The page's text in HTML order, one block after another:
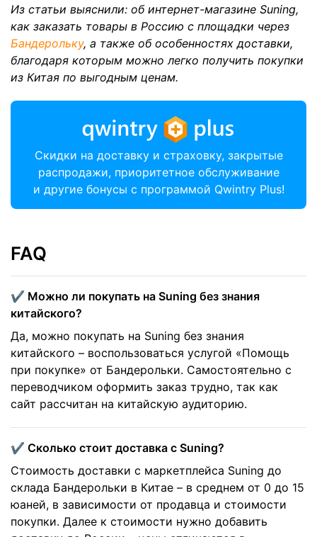
Из статьи выяснили: об интернет-магазине Suning,
как заказать товары в Россию с площадки через
Бандерольку, а также об особенностях доставки,
благодаря которым можно легко получить покупки
из Китая по выгодным ценам.
Скидки на доставку и страховку, закрытые
распродажи, приоритетное обслуживание
и другие бонусы с программой Qwintry Plus!
FAQ
✔️ Можно ли покупать на Suning без знания
китайского?
Да, можно покупать на Suning без знания
китайского – воспользоваться услугой «Помощь
при покупке» от Бандерольки. Самостоятельно с
переводчиком оформить заказ трудно, так как
сайт рассчитан на китайскую аудиторию.
✔️ Сколько стоит доставка с Suning?
Стоимость доставки с маркетплейса Suning до
склада Бандерольки в Китае – в среднем от 0 до 15
юаней, в зависимости от продавца и стоимости
покупки. Далее к стоимости нужно добавить